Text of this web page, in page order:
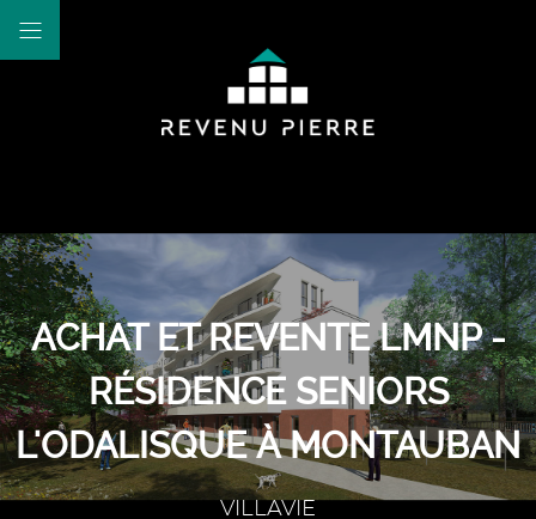
ACHAT ET REVENTE LMNP -
RÉSIDENCE SENIORS
L'ODALISQUE À MONTAUBAN
VILLAVIE